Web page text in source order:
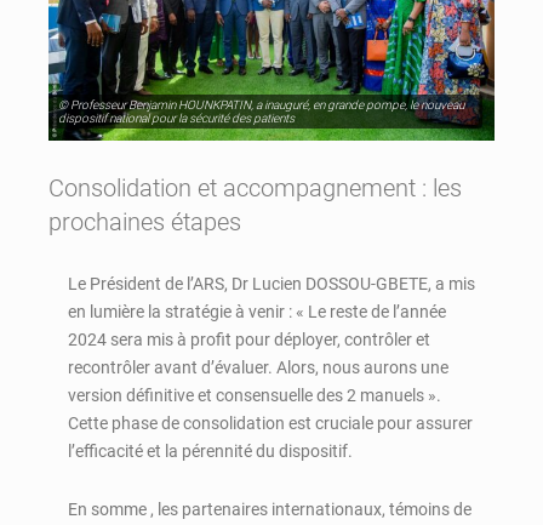
© Professeur Benjamin HOUNKPATIN, a inauguré, en grande pompe, le nouveau
dispositif national pour la sécurité des patients
Consolidation et accompagnement : les
prochaines étapes
Le Président de l’ARS, Dr Lucien DOSSOU-GBETE, a mis
en lumière la stratégie à venir : « Le reste de l’année
2024 sera mis à profit pour déployer, contrôler et
recontrôler avant d’évaluer. Alors, nous aurons une
version définitive et consensuelle des 2 manuels ».
Cette phase de consolidation est cruciale pour assurer
l’efficacité et la pérennité du dispositif.
En somme , les partenaires internationaux, témoins de